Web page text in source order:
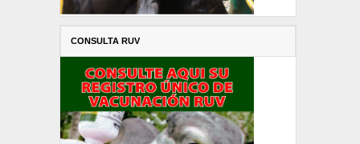
CONSULTA RUV